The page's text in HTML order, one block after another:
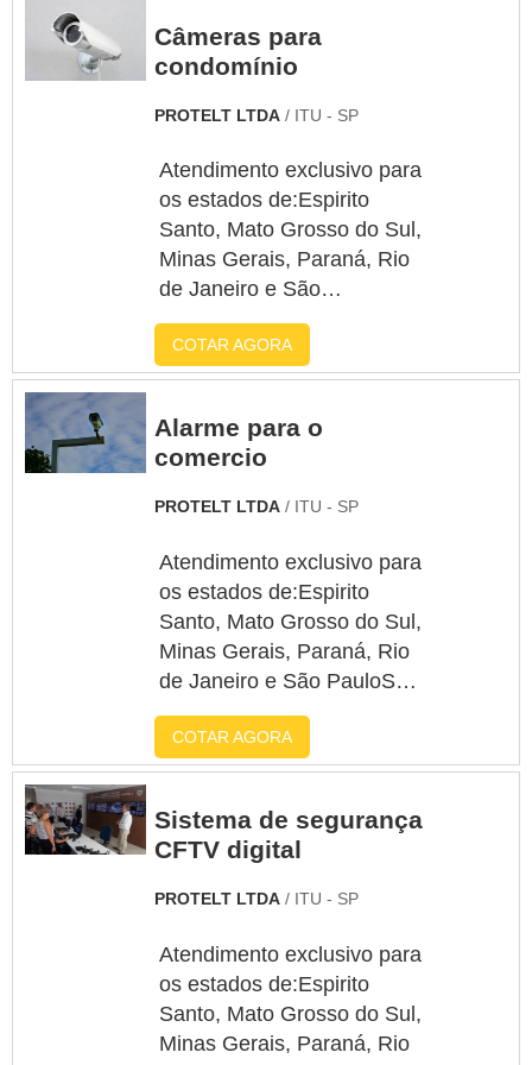
Câmeras para
condomínio
PROTELT LTDA/ ITU - SP
Atendimento exclusivo para
os estados de:Espirito
Santo, Mato Grosso do Sul,
Minas Gerais, Paraná, Rio
de Janeiro e São
PauloPara o cliente que
busca por câmeras para
condomínio, com certeza
Protelt. Elaborando um
orçamento detalhado na
maior vitrine da indústria,
detalhes sobre a
companhia e o catálogo de
opções. É importante
lembrar que o produto deve
sempre ser adquirido com
no segmento. Esse tipo de
cuidado ajuda a garantir a
dos materiais, além de
evitar prejuízos com
é possível poupar gastos
desnecessários.DETALHES
INTERESSANTES SOBRE
CÂMERAS PARA
COTAR AGORA
Alarme para o
comercio
PROTELT LTDA/ ITU - SP
Atendimento exclusivo para
os estados de:Espirito
Santo, Mato Grosso do Sul,
Minas Gerais, Paraná, Rio
de Janeiro e São PauloSe
o cliente final ou empresa
pesquisa por alarme para o
comercio, encontrará com
segmento Protelt.
Elaborando um orçamento
detalhado por meio da
das indústrias e
encontrando a líder do
segmento.MAIS
INFORMAÇÕES
COTAR AGORA
Sistema de segurança
CFTV digital
PROTELT LTDA/ ITU - SP
Atendimento exclusivo para
os estados de:Espirito
Santo, Mato Grosso do Sul,
Minas Gerais, Paraná, Rio